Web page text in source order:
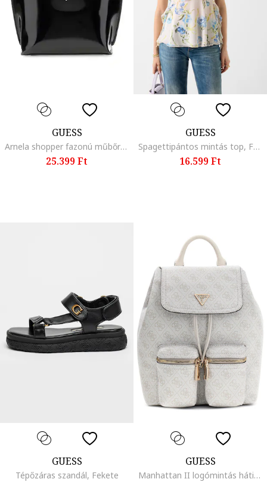
GUESS
Arnela shopper fazonú műbőr táska, Fekete
25.399 Ft
GUESS
Spagettipántos mintás top, Fehér/Zöld
16.599 Ft
GUESS
Tépőzáras szandál, Fekete
GUESS
Manhattan II logómintás hátizsák, Világosszürke